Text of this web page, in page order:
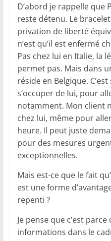
D’abord je rappelle que
reste détenu. Le
privation de liberté
n’est qu’il est enfermé
Pas chez lui en Italie, la
permet pas. Mais dans
réside en Belgique.
s’occuper de lui, pour
notamment. Mon client
chez lui, même pour
heure. Il peut juste
pour des mesures
exceptionnelles.
Mais est-ce que le fait
est une forme
repenti ?
Je pense que c’est parce
informations dans le